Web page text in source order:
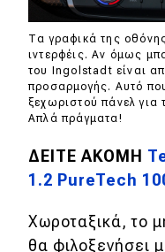
Τα γραφικά της
ιντερφέις. Αν όμως
του Ingolstadt είναι
προσαρμογής. Αυτό
ξεχωριστού πάνελ για
Απλά πράγματα!
ΔΕΙΤΕ ΑΚΟΜΗ
1.2 PureTech
Χωροταξικά, το
θα φιλοξενήσει